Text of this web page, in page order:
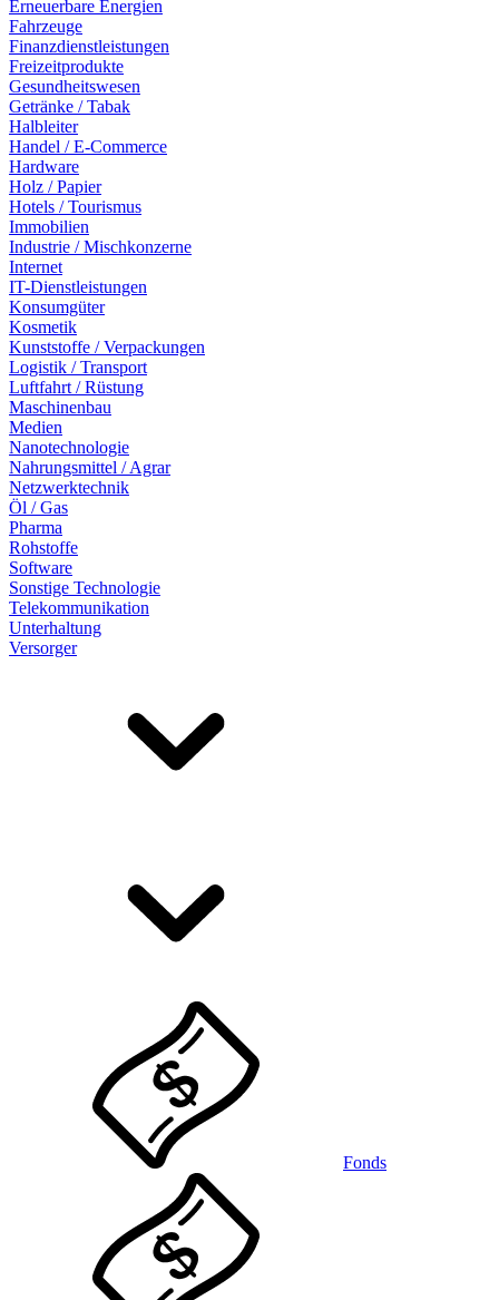
Erneuerbare Energien
Fahrzeuge
Finanzdienstleistungen
Freizeitprodukte
Gesundheitswesen
Getränke / Tabak
Halbleiter
Handel / E-Commerce
Hardware
Holz / Papier
Hotels / Tourismus
Immobilien
Industrie / Mischkonzerne
Internet
IT-Dienstleistungen
Konsumgüter
Kosmetik
Kunststoffe / Verpackungen
Logistik / Transport
Luftfahrt / Rüstung
Maschinenbau
Medien
Nanotechnologie
Nahrungsmittel / Agrar
Netzwerktechnik
Öl / Gas
Pharma
Rohstoffe
Software
Sonstige Technologie
Telekommunikation
Unterhaltung
Versorger
Fonds